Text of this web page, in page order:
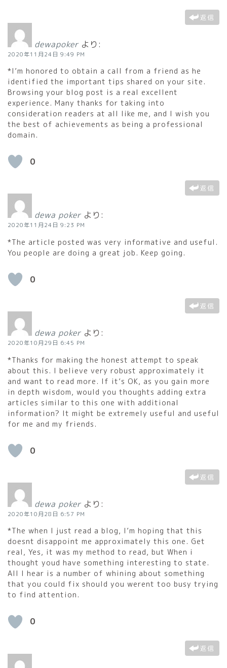
返信
dewapoker より:
2020年11月24日 9:49 PM
*I’m honored to obtain a call from a friend as he
identified the important tips shared on your site.
Browsing your blog post is a real excellent
experience. Many thanks for taking into
consideration readers at all like me, and I wish you
the best of achievements as being a professional
domain.
0
返信
dewa poker より:
2020年11月24日 9:23 PM
*The article posted was very informative and useful.
You people are doing a great job. Keep going.
0
返信
dewa poker より:
2020年10月29日 6:45 PM
*Thanks for making the honest attempt to speak
about this. I believe very robust approximately it
and want to read more. If it’s OK, as you gain more
in depth wisdom, would you thoughts adding extra
articles similar to this one with additional
information? It might be extremely useful and useful
for me and my friends.
0
返信
dewa poker より:
2020年10月28日 6:57 PM
*The when I just read a blog, I’m hoping that this
doesnt disappoint me approximately this one. Get
real, Yes, it was my method to read, but When i
thought youd have something interesting to state.
All I hear is a number of whining about something
that you could fix should you werent too busy trying
to find attention.
0
返信